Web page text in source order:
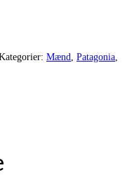
Mænd Patagonia